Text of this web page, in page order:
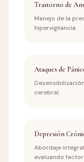
Trastorno de
Manejo de la
hipervigilancia.
Ataques de
cerebral.
Depresión
Abordaje
evaluando